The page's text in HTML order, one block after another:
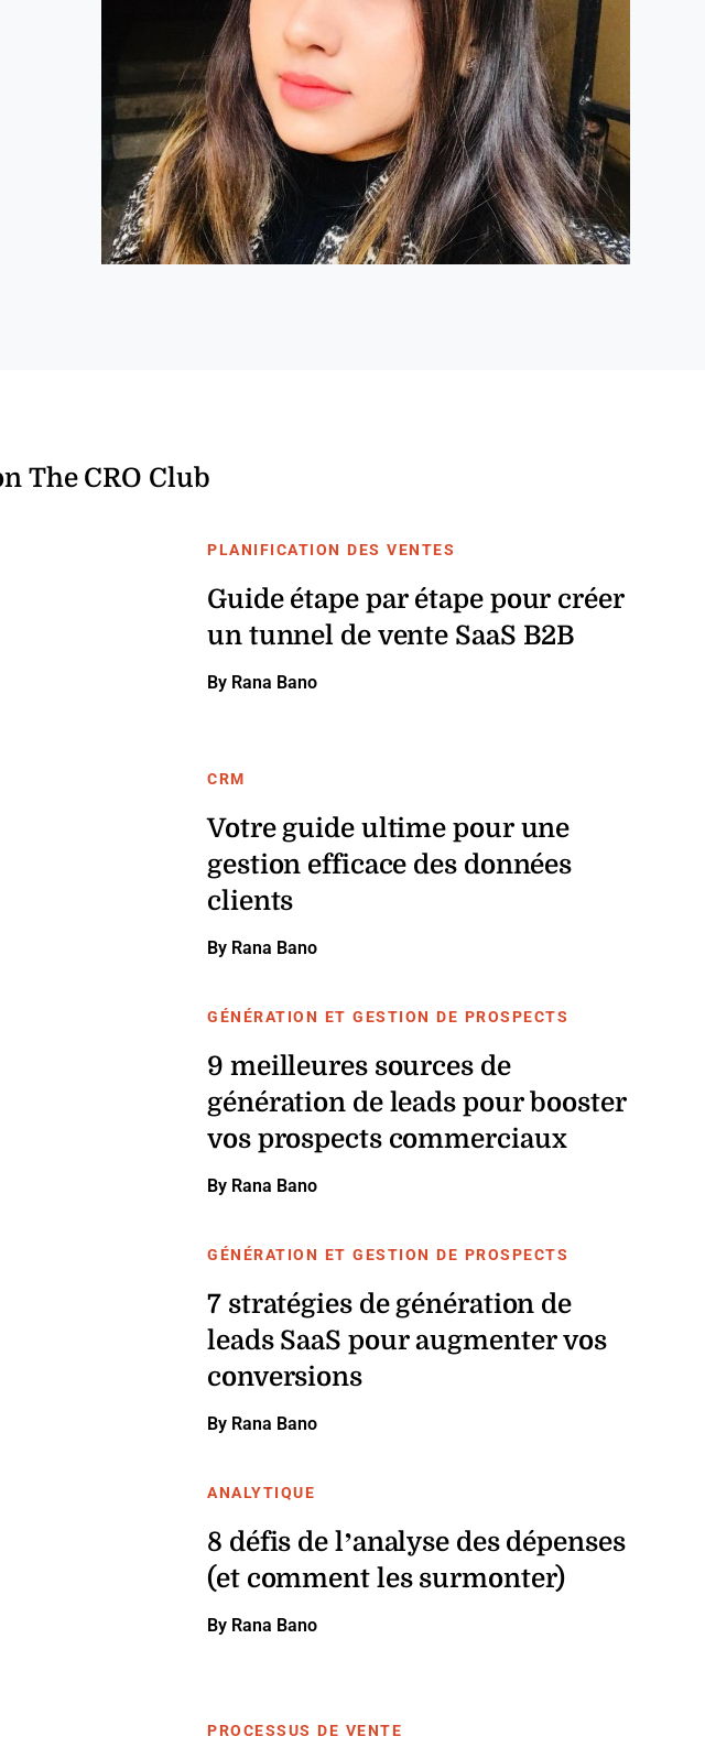
The CRO Club
PLANIFICATION DES VENTES
Guide étape par étape pour créer
un tunnel de vente SaaS B2B
By Rana Bano
CRM
Votre guide ultime pour une
gestion efficace des données
clients
By Rana Bano
GÉNÉRATION ET GESTION DE PROSPECTS
9 meilleures sources de
génération de leads pour booster
vos prospects commerciaux
By Rana Bano
GÉNÉRATION ET GESTION DE PROSPECTS
7 stratégies de génération de
leads SaaS pour augmenter vos
conversions
By Rana Bano
ANALYTIQUE
8 défis de l’analyse des dépenses
(et comment les surmonter)
By Rana Bano
PROCESSUS DE VENTE